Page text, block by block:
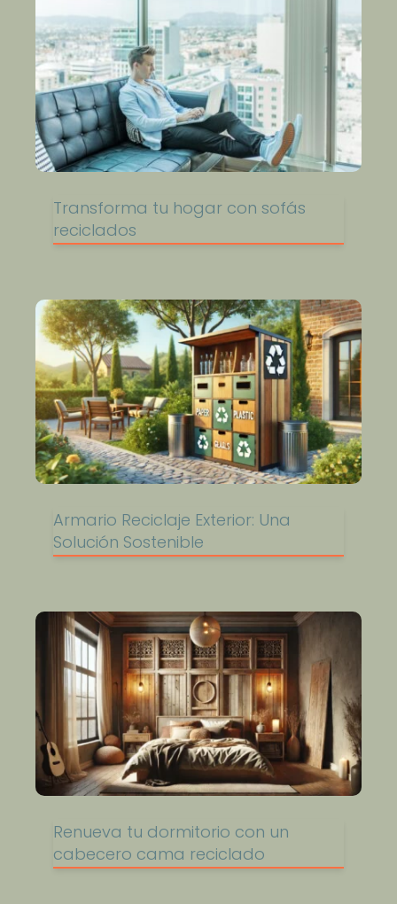
Transforma tu hogar con sofás
reciclados
Armario Reciclaje Exterior: Una
Solución Sostenible
Renueva tu dormitorio con un
cabecero cama reciclado